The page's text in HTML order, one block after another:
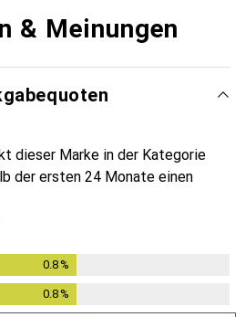
& Meinungen
dieser Marke in der Kategorie
der ersten 24 Monate einen
0.8 %
0.8 %